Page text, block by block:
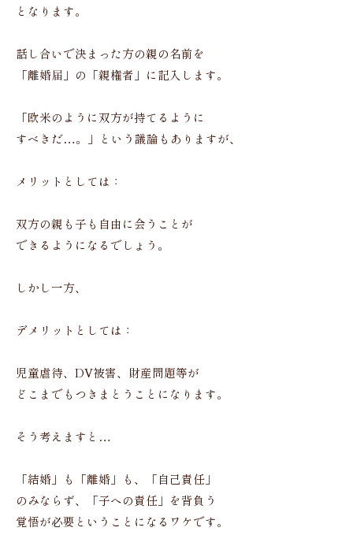
となります。
話し合いで決まった方の親の名前を
「離婚届」の「親権者」に記入します。
「欧米のように双方が持てるように
すべきだ…。」という議論もありますが、
メリットとしては：
双方の親も子も自由に会うことが
できるようになるでしょう。
しかし一方、
デメリットとしては：
児童虐待、DV被害、財産問題等が
どこまでもつきまとうことになります。
そう考えますと…
「結婚」も「離婚」も、「自己責任」
のみならず、「子への責任」を背負う
覚悟が必要ということになるワケです。